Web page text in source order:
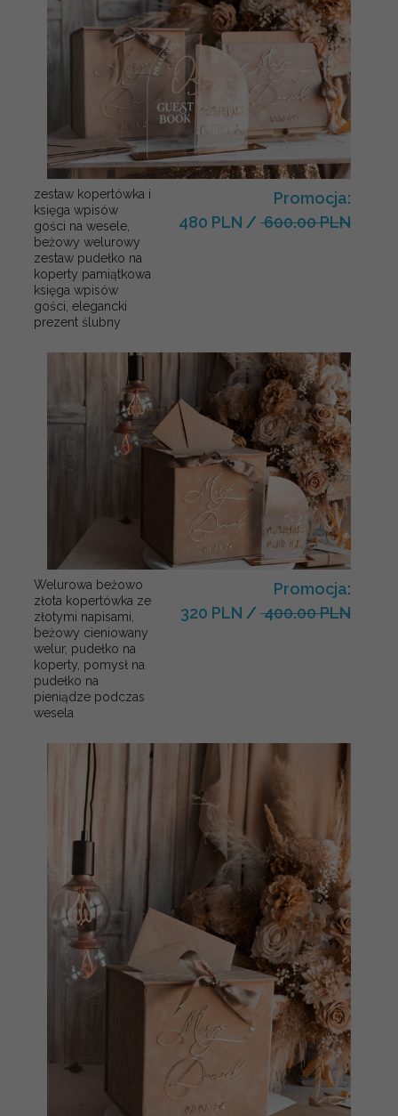
zestaw kopertówka i
księga wpisów
gości na wesele,
beżowy welurowy
zestaw pudełko na
koperty pamiątkowa
księga wpisów
gości, elegancki
prezent ślubny
Promocja:
480 PLN / 600.00 PLN
Welurowa beżowo
złota kopertówka ze
złotymi napisami,
beżowy cieniowany
welur, pudełko na
koperty, pomysł na
pudełko na
pieniądze podczas
wesela
Promocja:
320 PLN / 400.00 PLN